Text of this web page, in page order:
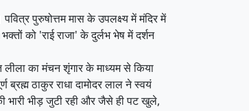
पुरुषोत्तम मास के उपलक्ष्य में मंदिर में
को 'राई राजा' के दुर्लभ भेष में दर्शन
का मंचन शृंगार के माध्यम से किया
ठाकुर राधा दामोदर लाल ने स्वयं
भारी भीड़ जुटी रही और जैसे ही पट खुले,